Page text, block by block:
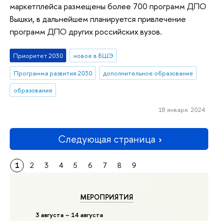
МЕРОПРИЯТИЯ
3 августа – 14 августа
маркетплейса размещены более 700 программ ДПО
Вышки, в дальнейшем планируется привлечение
программ ДПО других российских вузов.
Приоритет 2030
новое в ВШЭ
Программа развития 2030
дополнительное образование
образование
18 января 2024
Следующая страница
1 2 3 4 5 6 7 8 9